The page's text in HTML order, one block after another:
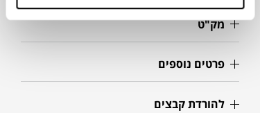
מק"ט
פרטים נוספים
להורדת קבצים